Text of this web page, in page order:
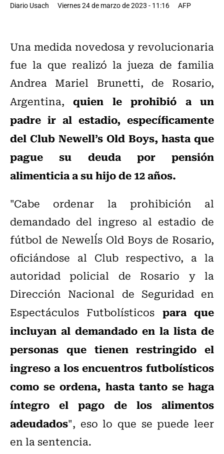
Diario Usach Viernes 24 de marzo de 2023 - 11:16 AFP
Una medida novedosa y revolucionaria
fue la que realizó la jueza de familia
Andrea Mariel Brunetti, de Rosario,
Argentina,quien le prohibió a un
padre ir al estadio, específicamente
del Club Newell’s Old Boys, hasta que
pague su deuda por pensión
alimenticia a su hijo de 12 años.
"Cabe ordenar la prohibición al
demandado del ingreso al estadio de
fútbol de Newell´s Old Boys de Rosario,
oficiándose al Club respectivo, a la
autoridad policial de Rosario y la
Dirección Nacional de Seguridad en
Espectáculos Futbolísticos para que
incluyan al demandado en la lista de
personas que tienen restringido el
ingreso a los encuentros futbolísticos
como se ordena, hasta tanto se haga
íntegro el pago de los alimentos
adeudados", eso lo que se puede leer
en la sentencia.